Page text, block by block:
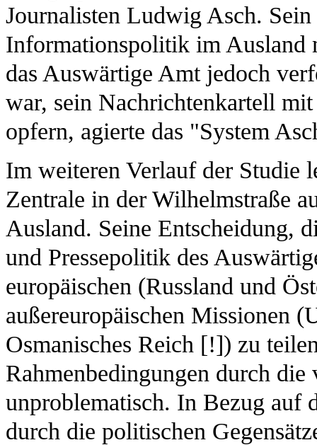
Journalisten Ludwig Asch.
Informationspolitik im Ausland
das Auswärtige Amt jedoch
war, sein Nachrichtenkartell
opfern, agierte das "System
Im weiteren Verlauf der Studie
Zentrale in der Wilhelmstraße
Ausland. Seine Entscheidung,
und Pressepolitik des
europäischen (Russland und
außereuropäischen Missionen
Osmanisches Reich [!]) zu
Rahmenbedingungen durch die
unproblematisch. In Bezug auf
durch die politischen